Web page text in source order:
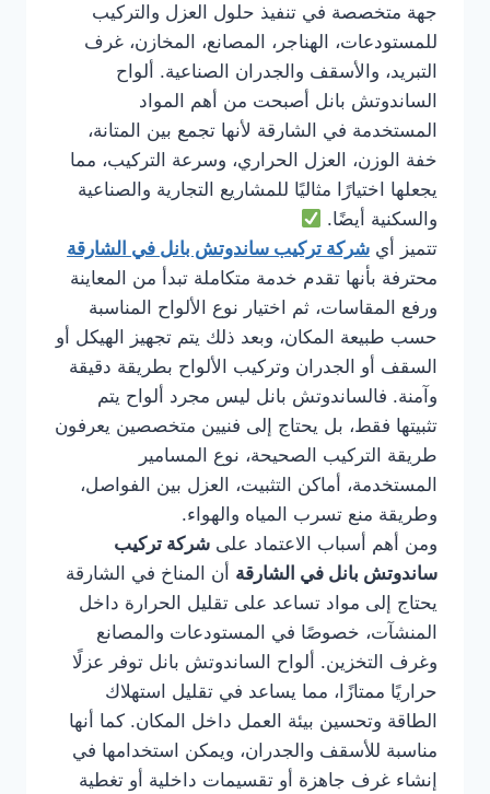
جهة متخصصة في تنفيذ حلول العزل والتركيب
للمستودعات، الهناجر، المصانع، المخازن، غرف
التبريد، والأسقف والجدران الصناعية. ألواح
الساندوتش بانل أصبحت من أهم المواد
المستخدمة في الشارقة لأنها تجمع بين المتانة،
خفة الوزن، العزل الحراري، وسرعة التركيب، مما
يجعلها اختيارًا مثاليًا للمشاريع التجارية والصناعية
والسكنية أيضًا.
تتميز أي شركة تركيب ساندوتش بانل في الشارقة
محترفة بأنها تقدم خدمة متكاملة تبدأ من المعاينة
ورفع المقاسات، ثم اختيار نوع الألواح المناسبة
حسب طبيعة المكان، وبعد ذلك يتم تجهيز الهيكل أو
السقف أو الجدران وتركيب الألواح بطريقة دقيقة
وآمنة. فالساندوتش بانل ليس مجرد ألواح يتم
تثبيتها فقط، بل يحتاج إلى فنيين متخصصين يعرفون
طريقة التركيب الصحيحة، نوع المسامير
المستخدمة، أماكن التثبيت، العزل بين الفواصل،
وطريقة منع تسرب المياه والهواء.
ومن أهم أسباب الاعتماد على شركة تركيب
ساندوتش بانل في الشارقة أن المناخ في الشارقة
يحتاج إلى مواد تساعد على تقليل الحرارة داخل
المنشآت، خصوصًا في المستودعات والمصانع
وغرف التخزين. ألواح الساندوتش بانل توفر عزلًا
حراريًا ممتازًا، مما يساعد في تقليل استهلاك
الطاقة وتحسين بيئة العمل داخل المكان. كما أنها
مناسبة للأسقف والجدران، ويمكن استخدامها في
إنشاء غرف جاهزة أو تقسيمات داخلية أو تغطية